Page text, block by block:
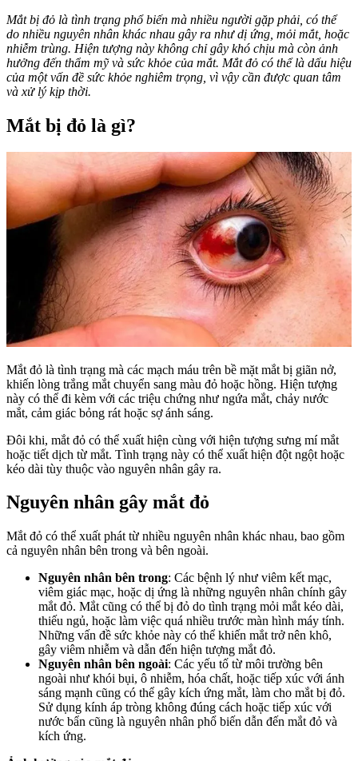
Mắt bị đỏ là tình trạng phổ biến mà nhiều người gặp phải, có thể
do nhiều nguyên nhân khác nhau gây ra như dị ứng, mỏi mắt, hoặc
nhiễm trùng. Hiện tượng này không chỉ gây khó chịu mà còn ảnh
hưởng đến thẩm mỹ và sức khỏe của mắt. Mắt đỏ có thể là dấu hiệu
của một vấn đề sức khỏe nghiêm trọng, vì vậy cần được quan tâm
và xử lý kịp thời.
Mắt bị đỏ là gì?
Mắt đỏ là tình trạng mà các mạch máu trên bề mặt mắt bị giãn nở,
khiến lòng trắng mắt chuyển sang màu đỏ hoặc hồng. Hiện tượng
này có thể đi kèm với các triệu chứng như ngứa mắt, chảy nước
mắt, cảm giác bỏng rát hoặc sợ ánh sáng.
Đôi khi, mắt đỏ có thể xuất hiện cùng với hiện tượng sưng mí mắt
hoặc tiết dịch từ mắt. Tình trạng này có thể xuất hiện đột ngột hoặc
kéo dài tùy thuộc vào nguyên nhân gây ra.
Nguyên nhân gây mắt đỏ
Mắt đỏ có thể xuất phát từ nhiều nguyên nhân khác nhau, bao gồm
cả nguyên nhân bên trong và bên ngoài.
Nguyên nhân bên trong: Các bệnh lý như viêm kết mạc,
viêm giác mạc, hoặc dị ứng là những nguyên nhân chính gây
mắt đỏ. Mắt cũng có thể bị đỏ do tình trạng mỏi mắt kéo dài,
thiếu ngủ, hoặc làm việc quá nhiều trước màn hình máy tính.
Những vấn đề sức khỏe này có thể khiến mắt trở nên khô,
gây viêm nhiễm và dẫn đến hiện tượng mắt đỏ.
Nguyên nhân bên ngoài: Các yếu tố từ môi trường bên
ngoài như khói bụi, ô nhiễm, hóa chất, hoặc tiếp xúc với ánh
sáng mạnh cũng có thể gây kích ứng mắt, làm cho mắt bị đỏ.
Sử dụng kính áp tròng không đúng cách hoặc tiếp xúc với
nước bẩn cũng là nguyên nhân phổ biến dẫn đến mắt đỏ và
kích ứng.